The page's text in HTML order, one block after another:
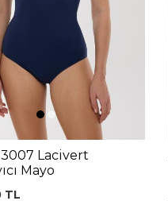
3007 Lacivert
Mayo
TL